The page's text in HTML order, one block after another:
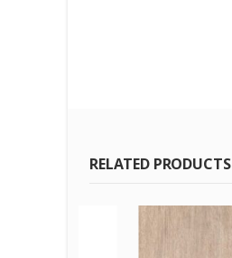
RELATED PRODUCTS